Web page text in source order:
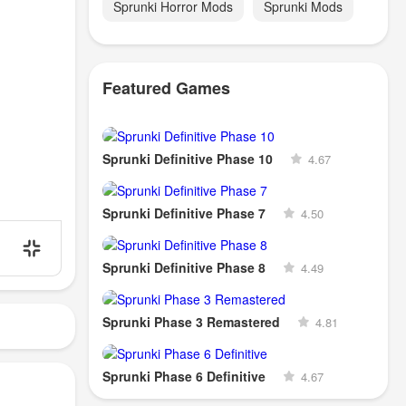
Sprunki Horror Mods Sprunki Mods
Featured Games
Sprunki Definitive Phase 10 4.67
Sprunki Definitive Phase 7 4.50
Sprunki Definitive Phase 8 4.49
Sprunki Phase 3 Remastered 4.81
Sprunki Phase 6 Definitive 4.67